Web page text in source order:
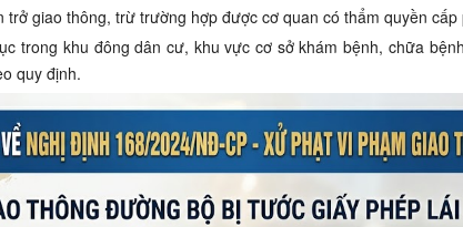
giao thông, trừ trường hợp được cơ quan có thẩm quyền cấp
trong khu đông dân cư, khu vực cơ sở khám bệnh, chữa
quy định.